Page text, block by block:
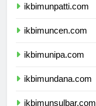
ikbimunpatti.com
ikbimuncen.com
ikbimunipa.com
ikbimundana.com
ikbimunsulbar.com